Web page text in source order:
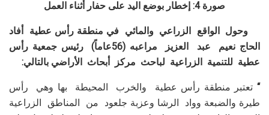
صورة 4: إخطار بوضع اليد على حفار أثناء العمل
وحول الواقع الزراعي والمائي في منطقة رأس عطية أفاد
الحاج نعيم عبد العزيز مراعبه (56عاماً) رئيس جمعية رأس
عطية للتنمية الزراعية لباحث مركز أبحاث الأراضي بالتالي:
“ تعتبر منطقة رأس عطية والخرب المحيطة بها وهي رأس
طيرة والضبعة وواد الرشا وعزبة جلعود من المناطق الزراعية